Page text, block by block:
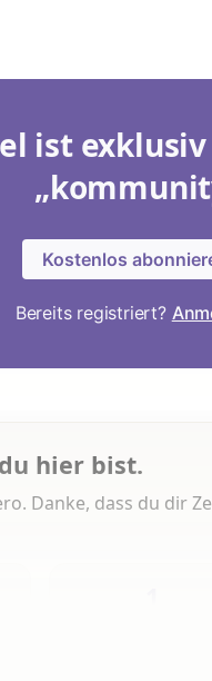
ist
Kostenlos
Bereits registriert?
hier bist.
Danke, dass du dir